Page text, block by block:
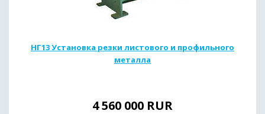
НГ13 Установка резки листового и профильного
металла
4 560 000 RUR